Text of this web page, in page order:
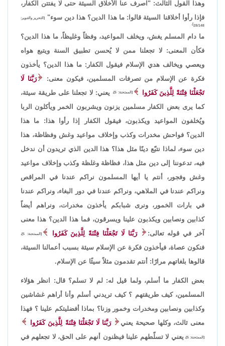
وهذا القول الثالث: "اصرف عنا الأخلاق السيئة حتى لا يفتتن الكفار،
فإذا رأوا أخلاقنا السيئة قالوا: ما هذا الدين؟ هذا دين سوء"
[التحرير والتنوير:
28/148].
ما دام المسلم يغش، ويخلف المواعيد، وفظاً وغليظاً، ما هذا الدين؟
فكأن المعنى: لا تجعلنا ممن لا يُحسن تطبيق السنة ويتبع هواه
ويعصي ويخالف هدي الإسلام فيقول الكفار: ما هذا الدين؟ يأخذون
فكرة عن الإسلام من تصرفات المسلمين، فيكون معنى:
رَبَّنَا لَا
تَجْعَلْنَا فِتْنَةً لِلَّذِينَ كَفَرُوا
[الممتحنة: 5]،
يعني: لا تجعلنا على طريقة سيئة،
كما يرى بعض الكفار مسلمين يزنون ويشربون الخمر ويأكلون الربا
ويُخلفون المواعيد ويكذبون، فيقول الكفار إذا رأوا هذا: ما هذا
الدين؟ فواحش مخدرات وكذب وإخلاف مواعيد وغش وفظاظة، هذا
دين سوء، لماذا نتبّع دينًا مثل هذا؟ هذا الدين الذي تريدون أن ندخل
فيه، تدعوننا إلى دين مثل هذا، فظاظة وغلظة وكذب وإخلاف مواعيد
وغش وفجور، أنتم يا أيها المسلمون نراكم عندنا في المراقص
ونراكم عندنا في الملاهي، ونراكم عندنا في دور البغاء، ونراكم عندنا
في بارات الخمور، ونرى شبابكم يأخذون مخدرات، ونراهم أيضاً
كذابين ونصابين ويكذبون علينا ويسرقون، فما هذا الدين؟ هذا معنى
آخر في قوله تعالى:
رَبَّنَا لَا تَجْعَلْنَا فِتْنَةً لِلَّذِينَ كَفَرُوا [الممتحنة: 5]،
فنكون عصاة، فيأخذون فكرة عن الإسلام سيئة بسبب أعمالنا السيئة،
قالوها بلغاتهم مرارًا: أنتم تقدمون مثلاً سيئًا عن الإسلام.
بعض الكفار ما أسلم، ولما قيل له: لم لا تسلم؟ قال: انظر هؤلاء
المسلمين، كيف طريقتهم ؟ كيف تريدني أسلم وأنا أراهم غشاشين
وكذابين ونصابين ومخدرات وخمور وزنا؟ بماذا أفضليتكم علينا ؟ فهذا
معنى ثالث، وكلها صحيحة يعني
رَبَّنَا لَا تَجْعَلْنَا فِتْنَةً لِلَّذِينَ كَفَرُوا
[الممتحنة: 5]،
يعني لا تسلّطهم علينا فيظنون أنهم على الحق، لا تجعلهم في